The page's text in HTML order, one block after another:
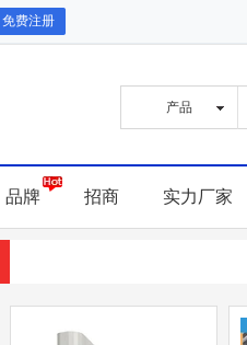
免费注册
品牌 招商 实力厂家